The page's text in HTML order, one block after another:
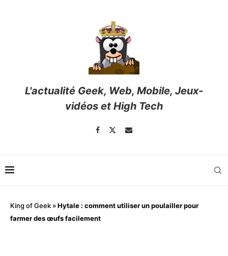
L'actualité Geek, Web, Mobile, Jeux-
vidéos et High Tech
King of Geek »Hytale : comment utiliser un poulailler pour
farmer des œufs facilement